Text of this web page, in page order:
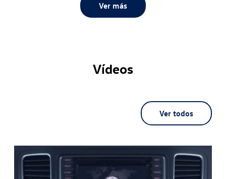
Ver más
Vídeos
Ver todos